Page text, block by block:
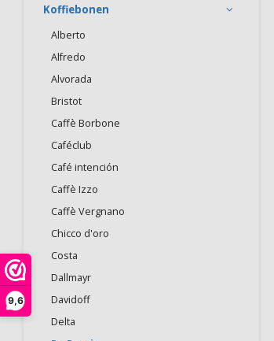
9,6
Koffiebonen
Alberto
Alfredo
Alvorada
Bristot
Caffè Borbone
Caféclub
Café intención
Caffè Izzo
Caffè Vergnano
Chicco d'oro
Costa
Dallmayr
Davidoff
Delta